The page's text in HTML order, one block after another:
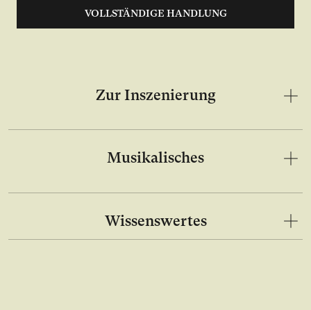
VOLLSTÄNDIGE HANDLUNG
Zur Inszenierung
Musikalisches
Wissenswertes